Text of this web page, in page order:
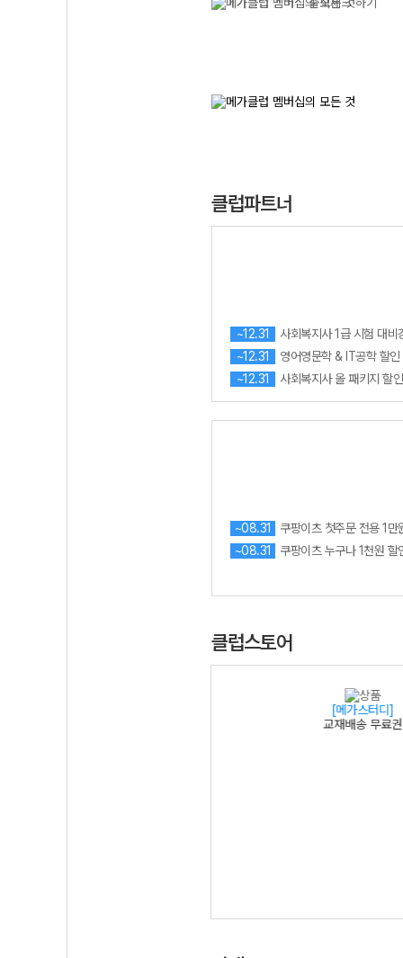
클럽파트너
~12.31
사회복지사 1급 시험 대비
~12.31
영어영문학 & IT공학 할인
~12.31
사회복지사 올 패키지 할인
~08.31
쿠팡이츠 첫주문 전용 1만
~08.31
쿠팡이츠 누구나 1천원 할
클럽스토어
[메가스터디]
교재배송 무료권